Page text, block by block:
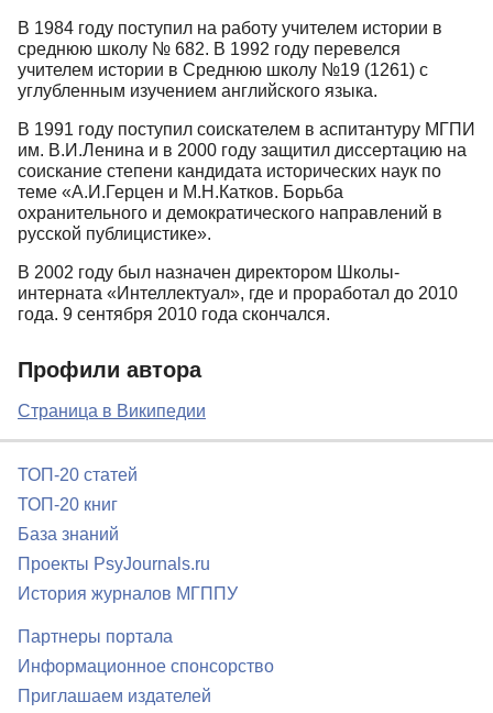
В 1984 году поступил на работу учителем истории в
среднюю школу № 682. В 1992 году перевелся
учителем истории в Среднюю школу №19 (1261) с
углубленным изучением английского языка.
В 1991 году поступил соискателем в аспитантуру МГПИ
им. В.И.Ленина и в 2000 году защитил диссертацию на
соискание степени кандидата исторических наук по
теме «А.И.Герцен и М.Н.Катков. Борьба
охранительного и демократического направлений в
русской публицистике».
В 2002 году был назначен директором Школы-
интерната «Интеллектуал», где и проработал до 2010
года. 9 сентября 2010 года скончался.
Профили автора
Страница в Википедии
ТОП-20 статей
ТОП-20 книг
База знаний
Проекты PsyJournals.ru
История журналов МГППУ
Партнеры портала
Информационное спонсорство
Приглашаем издателей